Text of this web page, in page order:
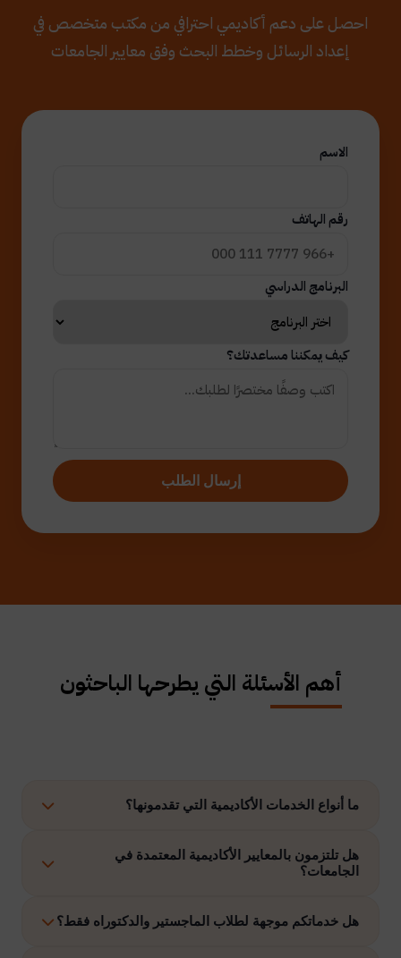
احصل على دعم أكاديمي احترافي من مكتب متخصص في
إعداد الرسائل وخطط البحث وفق معايير الجامعات
الاسم
رقم الهاتف
البرنامج الدراسي
كيف يمكننا مساعدتك؟
إرسال الطلب
أهم الأسئلة التي يطرحها الباحثون
ما أنواع الخدمات الأكاديمية التي تقدمونها؟
نوفر حلولًا متكاملة تشمل إعداد الرسائل العلمية، الاستشارات
الأكاديمية، التحليل الإحصائي، إعداد خطة البحث، نشر الأبحاث،
هل تلتزمون بالمعايير الأكاديمية المعتمدة في
الجامعات؟
نعم، نلتزم بتنفيذ جميع الأعمال وفق ضوابط الدراسات العليا
هل خدماتكم موجهة لطلاب الماجستير والدكتوراه فقط؟